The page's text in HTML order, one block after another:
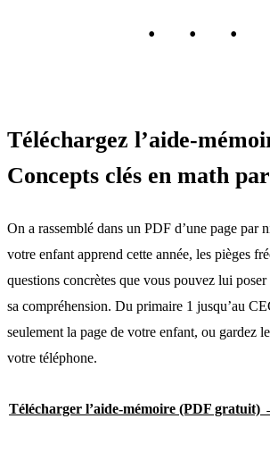
Téléchargez l’aide-
Concepts clés en math
On a rassemblé dans un PDF d’une page par
votre enfant apprend cette année, les pièges
questions concrètes que vous pouvez lui
sa compréhension. Du primaire 1 jusqu’au
seulement la page de votre enfant, ou gardez
votre téléphone.
Télécharger l’aide-mémoire (PDF gratuit)